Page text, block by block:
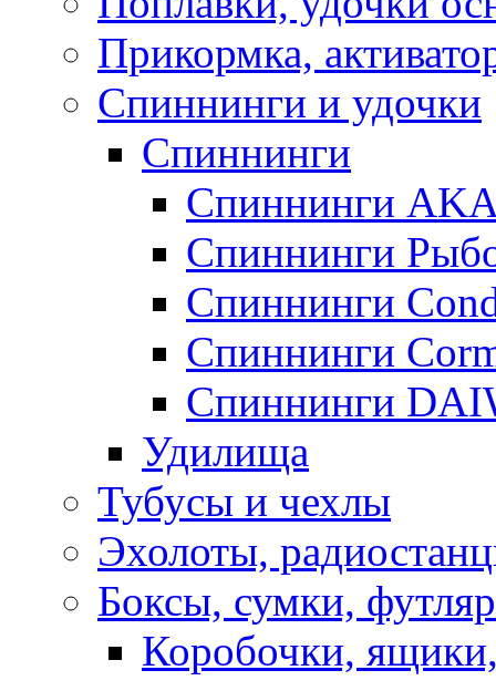
Прикормка,
Спиннинги и удочки
Спиннинги
Спиннинги
Спиннинги
Спиннинги
Спиннинги
Спиннинги
Удилища
Тубусы и чехлы
Эхолоты,
Боксы, сумки,
Коробочки,